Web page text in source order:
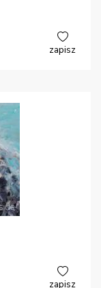
zapisz
zapisz